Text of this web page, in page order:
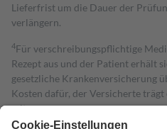
Lieferfrist um die Dauer der
verlängern.
4Für verschreibungspflichtige
Rezept aus und der Patient erhält
gesetzliche Krankenversicherung
Kosten dafür, der Versicherte trägt
mit.
Grundsätzlich leisten Mitglieder